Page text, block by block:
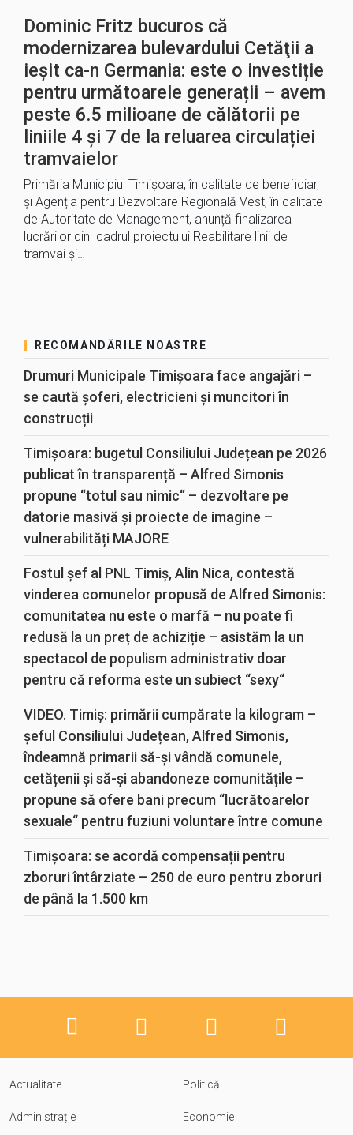
Dominic Fritz bucuros că
modernizarea bulevardului Cetăţii a
ieșit ca-n Germania: este o investiție
pentru următoarele generații – avem
peste 6.5 milioane de călătorii pe
liniile 4 și 7 de la reluarea circulației
tramvaielor
Primăria Municipiul Timişoara, în calitate de beneficiar,
şi Agenția pentru Dezvoltare Regională Vest, în calitate
de Autoritate de Management, anunță finalizarea
lucrărilor din cadrul proiectului Reabilitare linii de
tramvai şi…
RECOMANDĂRILE NOASTRE
Drumuri Municipale Timișoara face angajări –
se caută șoferi, electricieni și muncitori în
construcții
Timișoara: bugetul Consiliului Județean pe 2026
publicat în transparență – Alfred Simonis
propune “totul sau nimic“ – dezvoltare pe
datorie masivă și proiecte de imagine –
vulnerabilități MAJORE
Fostul șef al PNL Timiș, Alin Nica, contestă
vinderea comunelor propusă de Alfred Simonis:
comunitatea nu este o marfă – nu poate fi
redusă la un preț de achiziție – asistăm la un
spectacol de populism administrativ doar
pentru că reforma este un subiect “sexy“
VIDEO. Timiș: primării cumpărate la kilogram –
șeful Consiliului Județean, Alfred Simonis,
îndeamnă primarii să-și vândă comunele,
cetățenii și să-și abandoneze comunitățile –
propune să ofere bani precum “lucrătoarelor
sexuale“ pentru fuziuni voluntare între comune
Timișoara: se acordă compensații pentru
zboruri întârziate – 250 de euro pentru zboruri
de până la 1.500 km
Actualitate Politică
Administrație Economie